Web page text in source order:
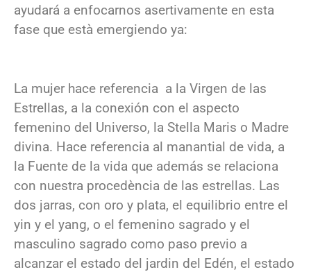
ayudará a enfocarnos asertivamente en esta
fase que està emergiendo ya:
La mujer hace referencia a la Virgen de las
Estrellas, a la conexión con el aspecto
femenino del Universo, la Stella Maris o Madre
divina. Hace referencia al manantial de vida, a
la Fuente de la vida que además se relaciona
con nuestra procedència de las estrellas. Las
dos jarras, con oro y plata, el equilibrio entre el
yin y el yang, o el femenino sagrado y el
masculino sagrado como paso previo a
alcanzar el estado del jardin del Edén, el estado